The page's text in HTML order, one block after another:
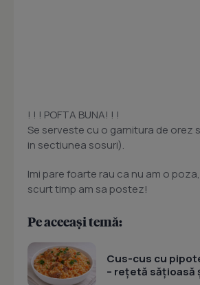
! ! ! POFTA BUNA! ! !
Se serveste cu o garnitura de orez
in sectiunea sosuri).
Imi pare foarte rau ca nu am o
scurt timp am sa postez!
Pe aceeași temă:
Cus-cus cu
– rețetă sățioasă